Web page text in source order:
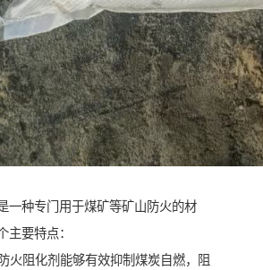
一种专门用于煤矿等矿山防火的材
主要特点：
火阻化剂能够有效抑制煤炭自燃，阻